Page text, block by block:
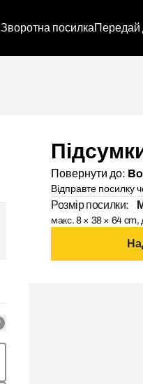
Зворотна посилкаПередай
Повернути до:
Відправте посилку
Розмір посилки:
макс. 8 × 38 × 64 cm,